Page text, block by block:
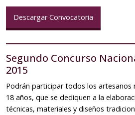
Descargar Convocatoria
Segundo Concurso
2015
Podrán participar todos los artesanos
18 años, que se dediquen a la
técnicas, materiales y diseños